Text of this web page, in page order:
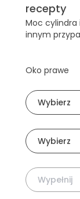
recepty
Moc cylindra
innym
Oko prawe